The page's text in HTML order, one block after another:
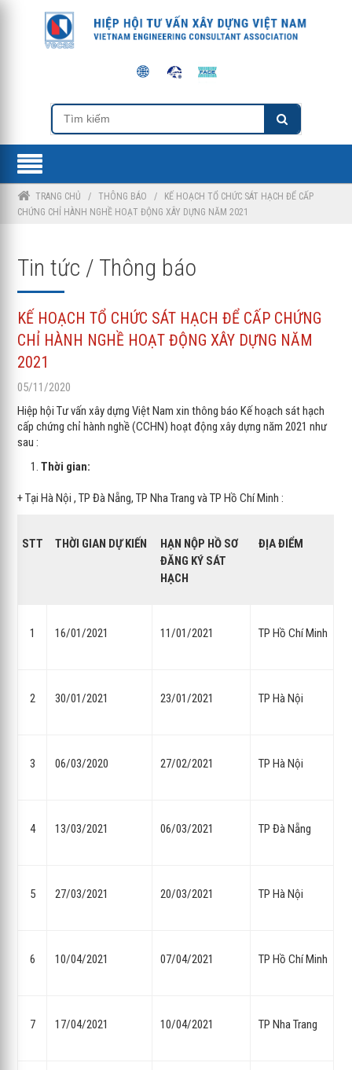
TRANG CHỦ /THÔNG BÁO /
KẾ HOẠCH TỔ CHỨC SÁT HẠCH ĐỂ CẤP
CHỨNG CHỈ HÀNH NGHỀ HOẠT ĐỘNG XÂY DỰNG NĂM 2021
Tin tức / Thông báo
KẾ HOẠCH TỔ CHỨC SÁT HẠCH ĐỂ CẤP CHỨNG
CHỈ HÀNH NGHỀ HOẠT ĐỘNG XÂY DỰNG NĂM
2021
05/11/2020
Hiệp hội Tư vấn xây dựng Việt Nam xin thông báo Kế hoạch sát hạch
cấp chứng chỉ hành nghề (CCHN) hoạt động xây dựng năm 2021 như
sau :
Thời gian:
+ Tại Hà Nội , TP Đà Nẵng, TP Nha Trang và TP Hồ Chí Minh :
STT THỜI GIAN DỰ KIẾN
HẠN NỘP HỒ SƠ
ĐĂNG KÝ SÁT
HẠCH
ĐỊA ĐIỂM
1 16/01/2021 11/01/2021 TP Hồ Chí Minh
2 30/01/2021 23/01/2021 TP Hà Nội
3 06/03/2020 27/02/2021 TP Hà Nội
4 13/03/2021 06/03/2021 TP Đà Nẵng
5 27/03/2021 20/03/2021 TP Hà Nội
6 10/04/2021 07/04/2021 TP Hồ Chí Minh
7 17/04/2021 10/04/2021 TP Nha Trang